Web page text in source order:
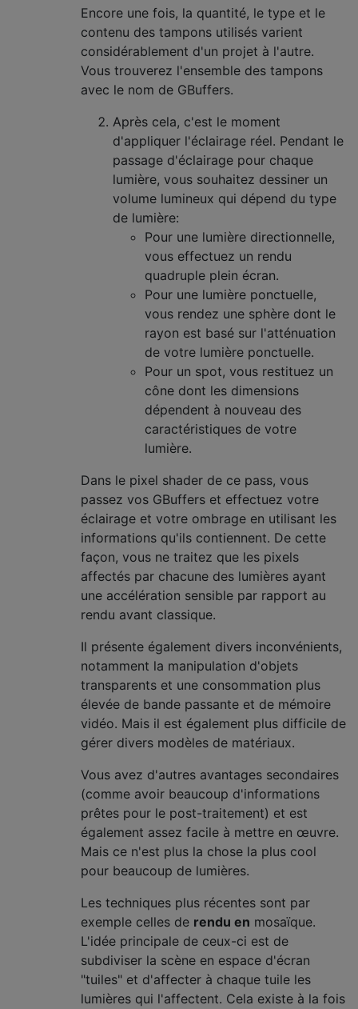
Encore une fois, la quantité, le type et le
contenu des tampons utilisés varient
considérablement d'un projet à l'autre.
Vous trouverez l'ensemble des tampons
avec le nom de GBuffers.
Après cela, c'est le moment
d'appliquer l'éclairage réel. Pendant le
passage d'éclairage pour chaque
lumière, vous souhaitez dessiner un
volume lumineux qui dépend du type
de lumière:
Pour une lumière directionnelle,
vous effectuez un rendu
quadruple plein écran.
Pour une lumière ponctuelle,
vous rendez une sphère dont le
rayon est basé sur l'atténuation
de votre lumière ponctuelle.
Pour un spot, vous restituez un
cône dont les dimensions
dépendent à nouveau des
caractéristiques de votre
lumière.
Dans le pixel shader de ce pass, vous
passez vos GBuffers et effectuez votre
éclairage et votre ombrage en utilisant les
informations qu'ils contiennent. De cette
façon, vous ne traitez que les pixels
affectés par chacune des lumières ayant
une accélération sensible par rapport au
rendu avant classique.
Il présente également divers inconvénients,
notamment la manipulation d'objets
transparents et une consommation plus
élevée de bande passante et de mémoire
vidéo. Mais il est également plus difficile de
gérer divers modèles de matériaux.
Vous avez d'autres avantages secondaires
(comme avoir beaucoup d'informations
prêtes pour le post-traitement) et est
également assez facile à mettre en œuvre.
Mais ce n'est plus la chose la plus cool
pour beaucoup de lumières.
Les techniques plus récentes sont par
exemple celles de rendu en mosaïque.
L'idée principale de ceux-ci est de
subdiviser la scène en espace d'écran
"tuiles" et d'affecter à chaque tuile les
lumières qui l'affectent. Cela existe à la fois